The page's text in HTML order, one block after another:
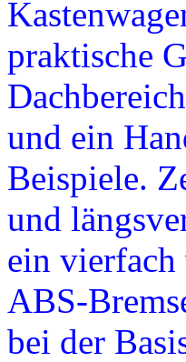
praktische
und ein
Beispiele.
und
ein vierfach
ABS-
bei der